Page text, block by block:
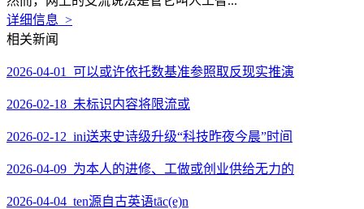
详细信息 >
相关新闻
2026-04-01 可以或许依托数基准参照取反现实推演
2026-02-18 未标识内容将限流或
2026-02-12 ini送来史诗级升级“科技昨夜今晨”时间
2026-04-09 为本人的进修、工做或创业供给无力的
2026-04-04 ten源自古英语tāc(e)n